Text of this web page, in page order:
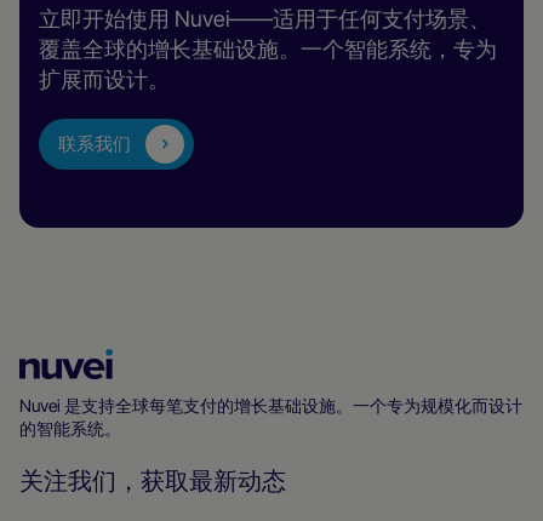
立即开始使用 Nuvei——适用于任何支付场景、
覆盖全球的增长基础设施。一个智能系统，专为
扩展而设计。
联系我们
主
Nuvei 是支持全球每笔支付的增长基础设施。一个专为规模化而设计
的智能系统。
关注我们，获取最新动态